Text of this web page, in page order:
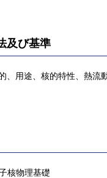
及び基準
、用途、核的特性、熱流
核物理基礎